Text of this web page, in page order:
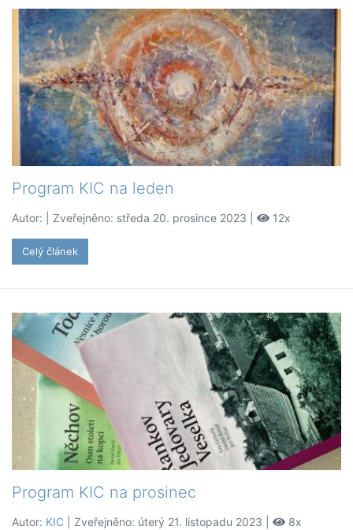
Program KIC na leden
Autor: | Zveřejněno: středa 20. prosince 2023 | 12x
Celý článek
Program KIC na prosinec
Autor: KIC | Zveřejněno: úterý 21. listopadu 2023 | 8x